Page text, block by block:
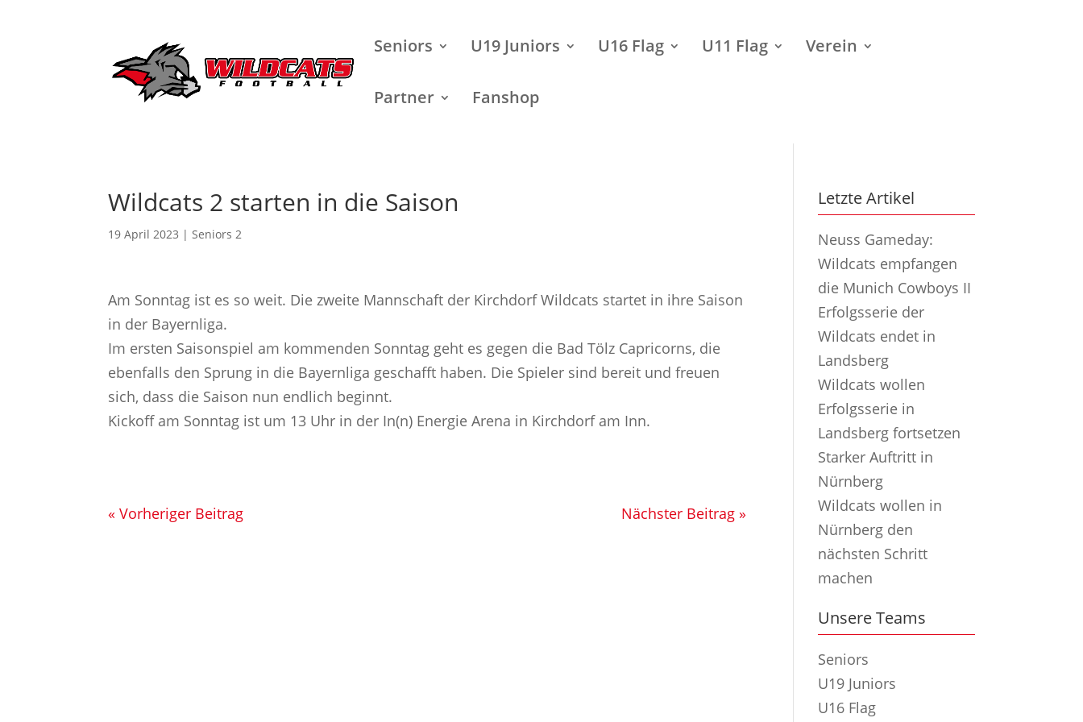
Seniors U19 Juniors U16 Flag U11 Flag Verein
Partner Fanshop
Wildcats 2 starten in die Saison
19 April 2023 |Seniors 2
Am Sonntag ist es so weit. Die zweite Mannschaft der Kirchdorf Wildcats startet in ihre Saison
in der Bayernliga.
Im ersten Saisonspiel am kommenden Sonntag geht es gegen die Bad Tölz Capricorns, die
ebenfalls den Sprung in die Bayernliga geschafft haben. Die Spieler sind bereit und freuen
sich, dass die Saison nun endlich beginnt.
Kickoff am Sonntag ist um 13 Uhr in der In(n) Energie Arena in Kirchdorf am Inn.
« Vorheriger Beitrag Nächster Beitrag »
Letzte Artikel
Neuss Gameday:
Wildcats empfangen
die Munich Cowboys II
Erfolgsserie der
Wildcats endet in
Landsberg
Wildcats wollen
Erfolgsserie in
Landsberg fortsetzen
Starker Auftritt in
Nürnberg
Wildcats wollen in
Nürnberg den
nächsten Schritt
machen
Unsere Teams
Seniors
U19 Juniors
U16 Flag